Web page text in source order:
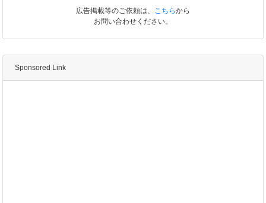
広告掲載等のご依頼は、 こちらから
お問い合わせください。
Sponsored Link